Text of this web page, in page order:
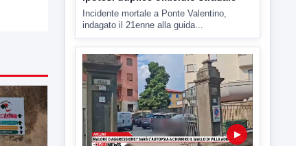
Ponte Valentino,21enne indagato:
ipotesi duplice omicidio stradale
Incidente mortale a Ponte Valentino,
indagato il 21enne alla guida...